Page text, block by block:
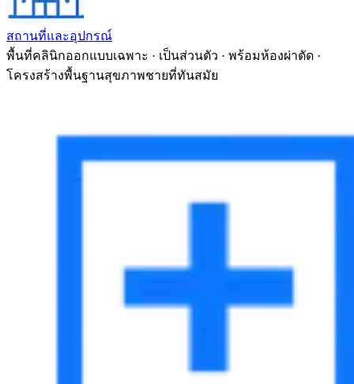
สถานที่และอุปกรณ์
พื้นที่คลินิกออกแบบเฉพาะ · เป็นส่วนตัว · พร้อมห้องผ่าตัด ·
โครงสร้างพื้นฐานสุขภาพชายที่ทันสมัย